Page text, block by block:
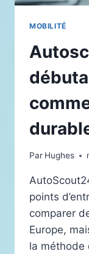
MOBILITÉ
Par Hughes
points
comparer
Europe,
la méthode